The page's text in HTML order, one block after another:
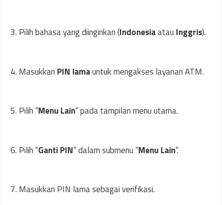
3. Pilih bahasa yang diinginkan (Indonesiaatau Inggris).
4. Masukkan PIN lamauntuk mengakses layanan ATM.
5. Pilih “Menu Lain” pada tampilan menu utama.
6. Pilih “Ganti PIN” dalam submenu “Menu Lain“.
7. Masukkan PIN lama sebagai verifikasi.